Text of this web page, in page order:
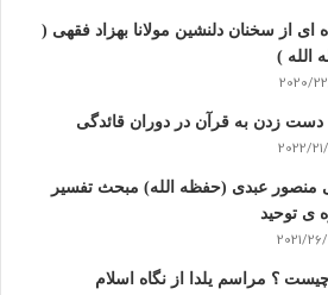
ای از سخنان دلنشین مولانا بهزاد فقهی (
الله )
2020/
زدن به قرآن در دوران قائدگی
2022/
منصور عبدی (حفظه الله) مبحث تفسیر
ی توحید
2021/
چیست ؟ مراسم یلدا از نگاه اسلام